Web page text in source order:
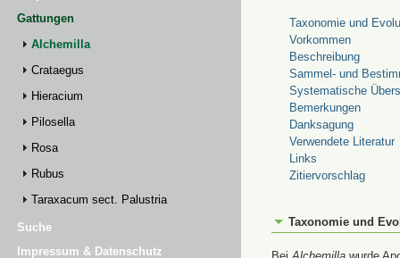
Gattungen
Alchemilla
Crataegus
Hieracium
Pilosella
Rosa
Rubus
Taraxacum sect. Palustria
Suche
Impressum & Datenschutz
Taxonomie und
Vorkommen
Beschreibung
Sammel- und
Systematische
Bemerkungen
Danksagung
Verwendete Literatur
Links
Zitiervorschlag
Taxonomie und